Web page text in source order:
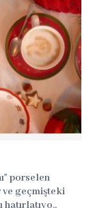
porselen
ve geçmişteki
hatırlatıyo..